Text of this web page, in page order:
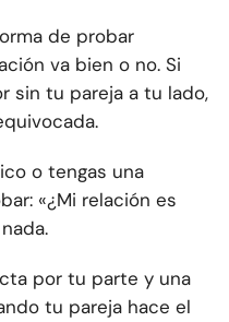
de probar
va bien o no. Si
sin tu pareja a tu lado,
o tengas una
«¿Mi relación es
por tu parte y una
tu pareja hace el